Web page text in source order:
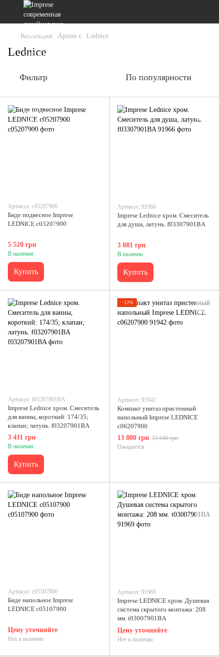
Коллекции Архив c Lednice
Lednice
Фильтр По популярности
Артикул: c05207900
Биде подвесное Imprese
LEDNICE c05207900
5 520 грн
В наличии
Купить
Артикул: 91966
Imprese Lednice хром. Смеситель
для душа, латунь. f03307901BA
3 081 грн
В наличии
Купить
Артикул: f03207901BA
Imprese Lednice хром. Смеситель
для ванны, короткий: 174/35;
клапан; латунь. f03207901BA
3 411 грн
В наличии
Купить
−12%
Артикул: 91942
Компакт унитаз пристенный
напольный Imprese LEDNICE
c06207900
13 800 грн 15 640 грн
Ожидается
Артикул: c05107900
Биде напольное Imprese
LEDNICE c05107900
Цену уточняйте
Нет в наличии
Артикул: 91969
Imprese LEDNICE хром. Душевая
система скрытого монтажа: 208
мм. t03007901BA
Цену уточняйте
Нет в наличии